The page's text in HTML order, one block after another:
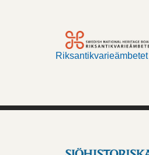
Riksantikvarieämbetet